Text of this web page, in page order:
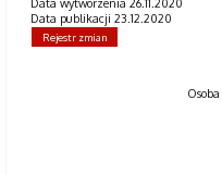
Data wytworzenia 26.11.2020
Data publikacji 23.12.2020
Rejestr zmian